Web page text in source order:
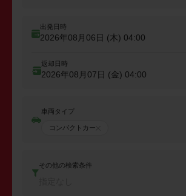
出発日時
2026年08月06日 (木) 04:00
返却日時
2026年08月07日 (金) 04:00
車両タイプ
コンパクトカー
その他の検索条件